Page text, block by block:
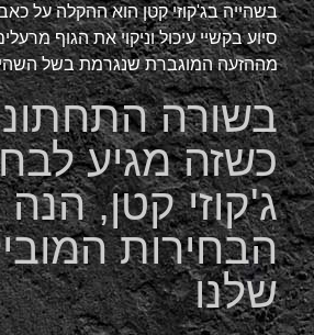
בשהייה בג'קוזי קטן הוא ההקלה על
סיוע בקשיי עיכול וניקוי את הגוף
מההזעה המוגברת שנגרמת בשל
בשורה
כשזה מגיע
ג'קוזי קטן, הנה
הבחירות
שלנו